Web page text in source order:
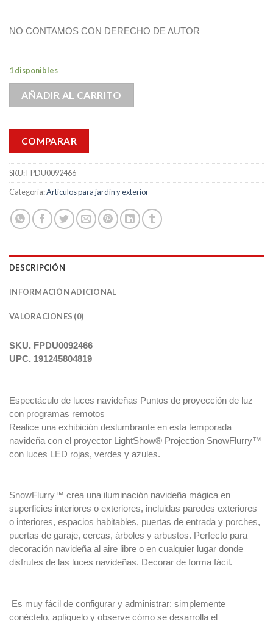
NO CONTAMOS CON DERECHO DE AUTOR
1 disponibles
AÑADIR AL CARRITO
COMPARAR
SKU:FPDU0092466
Categoría:Artículos para jardín y exterior
DESCRIPCIÓN
INFORMACIÓN ADICIONAL
VALORACIONES (0)
SKU. FPDU0092466
UPC. 191245804819
Espectáculo de luces navideñas Puntos de proyección de luz
con programas remotos
Realice una exhibición deslumbrante en esta temporada
navideña con el proyector LightShow® Projection SnowFlurry™
con luces LED rojas, verdes y azules.
SnowFlurry™ crea una iluminación navideña mágica en
superficies interiores o exteriores, incluidas paredes exteriores
o interiores, espacios habitables, puertas de entrada y porches,
puertas de garaje, cercas, árboles y arbustos. Perfecto para
decoración navideña al aire libre o en cualquier lugar donde
disfrutes de las luces navideñas. Decorar de forma fácil.
Es muy fácil de configurar y administrar: simplemente
conéctelo, aplíquelo y observe cómo se desarrolla el